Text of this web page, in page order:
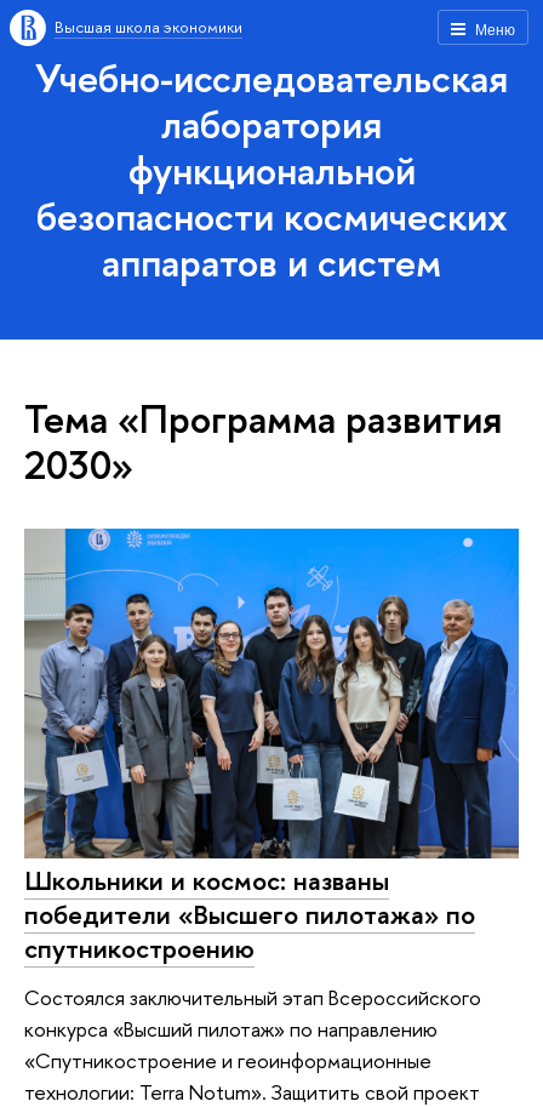
Меню
Высшая школа экономики
Учебно-исследовательская
лаборатория
функциональной
безопасности космических
аппаратов и систем
Тема «Программа развития
2030»
Школьники и космос: названы
победители «Высшего пилотажа» по
спутникостроению
Состоялся заключительный этап Всероссийского
конкурса «Высший пилотаж» по направлению
«Спутникостроение и геоинформационные
технологии: Terra Notum». Защитить свой проект